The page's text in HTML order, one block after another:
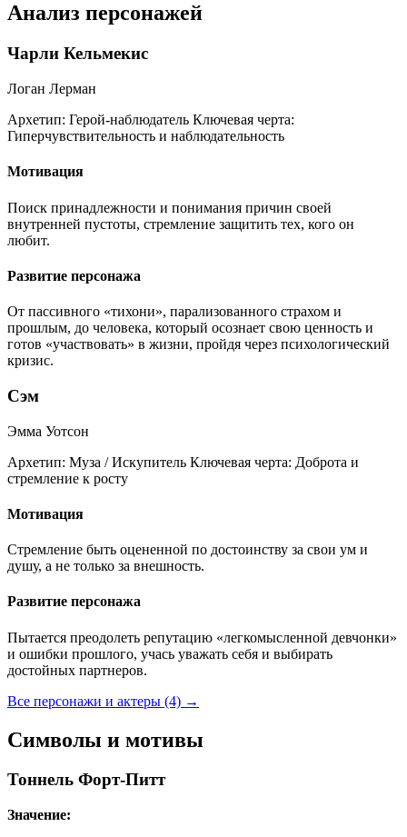
Анализ персонажей
Чарли Кельмекис
Логан Лерман
Архетип: Герой-наблюдатель Ключевая черта:
Гиперчувствительность и наблюдательность
Мотивация
Поиск принадлежности и понимания причин своей
внутренней пустоты, стремление защитить тех, кого он
любит.
Развитие персонажа
От пассивного «тихони», парализованного страхом и
прошлым, до человека, который осознает свою ценность и
готов «участвовать» в жизни, пройдя через психологический
кризис.
Сэм
Эмма Уотсон
Архетип: Муза / Искупитель Ключевая черта: Доброта и
стремление к росту
Мотивация
Стремление быть оцененной по достоинству за свои ум и
душу, а не только за внешность.
Развитие персонажа
Пытается преодолеть репутацию «легкомысленной девчонки»
и ошибки прошлого, учась уважать себя и выбирать
достойных партнеров.
Все персонажи и актеры (4) →
Символы и мотивы
Тоннель Форт-Питт
Значение: